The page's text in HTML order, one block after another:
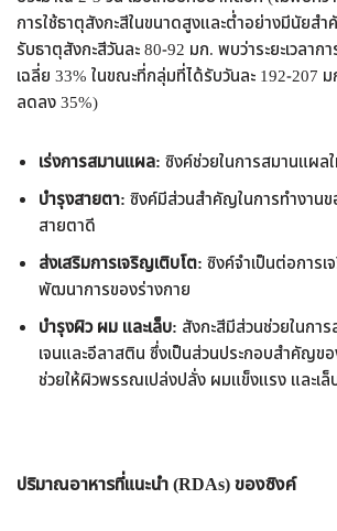
การใช้ธาตุสังกะสีในขนาดสูงและต่ำอย่างมีนัยส
รับธาตุสังกะสีวันละ 80-92 มก. พบว่าระยะเวลาก
เฉลี่ย 33% ในขณะที่กลุ่มที่ได้รับวันละ 192-207 ม
ลดลง 35%)
เร่งการสมานแผล: ซิงค์ช่วยในการสมานแผล
บำรุงสายตา: ซิงค์มีส่วนสำคัญในการทำงานข
สายตาดี
ส่งเสริมการเจริญเติบโต: ซิงค์จำเป็นต่อการ
พัฒนาการของร่างกาย
บำรุงผิว ผม และเล็บ: สังกะสีมีส่วนช่วยในกา
เจนและอีลาสติน ซึ่งเป็นส่วนประกอบสำคัญข
ช่วยให้ผิวพรรณเปล่งปลั่ง ผมแข็งแรง และเล็
ปริมาณอาหารที่แนะนำ (RDAs) ของซิงค์